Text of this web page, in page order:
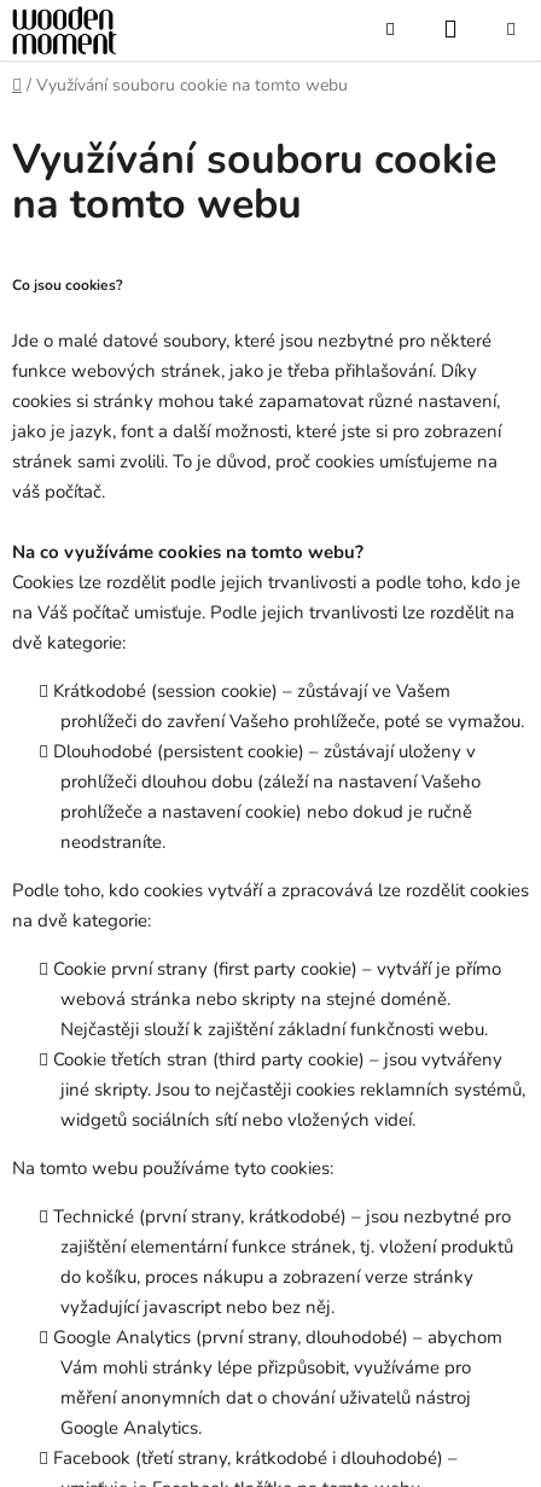
Přejít
na
obsah
KOŠÍK
Domů
/ Využívání souboru cookie na tomto webu
Využívání souboru cookie
na tomto webu
Co jsou cookies?
Jde o malé datové soubory, které jsou nezbytné pro některé
funkce webových stránek, jako je třeba přihlašování. Díky
cookies si stránky mohou také zapamatovat různé nastavení,
jako je jazyk, font a další možnosti, které jste si pro zobrazení
stránek sami zvolili. To je důvod, proč cookies umísťujeme na
váš počítač.
Na co využíváme cookies na tomto webu?
Cookies lze rozdělit podle jejich trvanlivosti a podle toho, kdo je
na Váš počítač umisťuje. Podle jejich trvanlivosti lze rozdělit na
dvě kategorie:
Krátkodobé (session cookie) – zůstávají ve Vašem
prohlížeči do zavření Vašeho prohlížeče, poté se vymažou.
Dlouhodobé (persistent cookie) – zůstávají uloženy v
prohlížeči dlouhou dobu (záleží na nastavení Vašeho
prohlížeče a nastavení cookie) nebo dokud je ručně
neodstraníte.
Podle toho, kdo cookies vytváří a zpracovává lze rozdělit cookies
na dvě kategorie:
Cookie první strany (first party cookie) – vytváří je přímo
webová stránka nebo skripty na stejné doméně.
Nejčastěji slouží k zajištění základní funkčnosti webu.
Cookie třetích stran (third party cookie) – jsou vytvářeny
jiné skripty. Jsou to nejčastěji cookies reklamních systémů,
widgetů sociálních sítí nebo vložených videí.
Na tomto webu používáme tyto cookies:
Technické (první strany, krátkodobé) – jsou nezbytné pro
zajištění elementární funkce stránek, tj. vložení produktů
do košíku, proces nákupu a zobrazení verze stránky
vyžadující javascript nebo bez něj.
Google Analytics (první strany, dlouhodobé) – abychom
Vám mohli stránky lépe přizpůsobit, využíváme pro
měření anonymních dat o chování uživatelů nástroj
Google Analytics.
Facebook (třetí strany, krátkodobé i dlouhodobé) –